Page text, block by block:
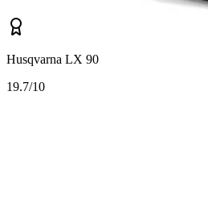
Husqvarna LX 90
19.7/10